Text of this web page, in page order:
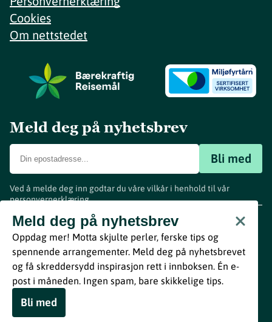
Cookies
Om nettstedet
Meld deg på nyhetsbrev
Bli med
Ved å melde deg inn godtar du våre vilkår i henhold til vår
personvernerklæring.
Meld deg på nyhetsbrev
Oppdag mer! Motta skjulte perler, ferske tips og
spennende arrangementer. Meld deg på nyhetsbrevet
og få skreddersydd inspirasjon rett i innboksen. Én e-
post i måneden. Ingen spam, bare skikkelige tips.
Bli med
www.visitvestfold.com
Turistinformasjon
Vestfold Fylkeskommune
ByBreakfast